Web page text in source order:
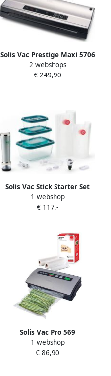
Slangaansluiting Zwart
Grijs
Solis Vac Prestige Maxi 5706
Vacumeermachine Vacuüm
Sealer Inclusief
Slangaansluiting Extra
groot
2 webshops
€ 249,90
Solis Vac Stick Starter Set
Vacuum Sealer
Vacuumpomp Wijn USB
Vacumeermachine Set
Zonder Snoer Voor het
Bewaren van Voedsel
1 webshop
€ 117,-
Solis Vac Pro 569
Vacumeermachine Vacuum
Sealer Vacuummachine met
1 webshop
€ 86,90